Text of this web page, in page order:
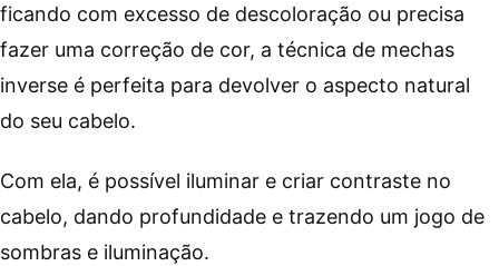
ficando com excesso de descoloração ou precisa
fazer uma correção de cor, a técnica de mechas
inverse é perfeita para devolver o aspecto natural
do seu cabelo.
Com ela, é possível iluminar e criar contraste no
cabelo, dando profundidade e trazendo um jogo de
sombras e iluminação.